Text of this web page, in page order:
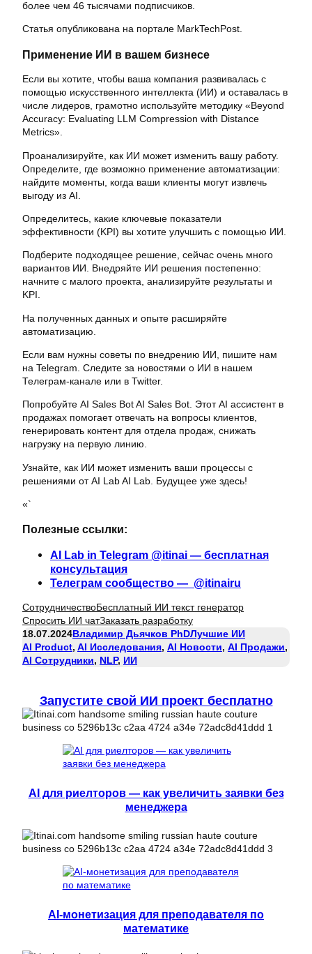
более чем 46 тысячами подписчиков.
Статья опубликована на портале MarkTechPost.
Применение ИИ в вашем бизнесе
Если вы хотите, чтобы ваша компания развивалась с
помощью искусственного интеллекта (ИИ) и оставалась в
числе лидеров, грамотно используйте методику «Beyond
Accuracy: Evaluating LLM Compression with Distance
Metrics».
Проанализируйте, как ИИ может изменить вашу работу.
Определите, где возможно применение автоматизации:
найдите моменты, когда ваши клиенты могут извлечь
выгоду из AI.
Определитесь, какие ключевые показатели
эффективности (KPI) вы хотите улучшить с помощью ИИ.
Подберите подходящее решение, сейчас очень много
вариантов ИИ. Внедряйте ИИ решения постепенно:
начните с малого проекта, анализируйте результаты и
KPI.
На полученных данных и опыте расширяйте
автоматизацию.
Если вам нужны советы по внедрению ИИ, пишите нам
на Telegram. Следите за новостями о ИИ в нашем
Телеграм-канале или в Twitter.
Попробуйте AI Sales Bot AI Sales Bot. Этот AI ассистент в
продажах помогает отвечать на вопросы клиентов,
генерировать контент для отдела продаж, снижать
нагрузку на первую линию.
Узнайте, как ИИ может изменить ваши процессы с
решениями от AI Lab AI Lab. Будущее уже здесь!
«`
Полезные ссылки:
AI Lab in Telegram @itinai — бесплатная
консультация
Телеграм сообщество — @itinairu
СотрудничествоБесплатный ИИ текст генератор
Спросить ИИ чатЗаказать разработку
18.07.2024Владимир Дьячков PhDЛучшие ИИ
AI Product, AI Исследования, AI Новости, AI Продажи
AI Сотрудники, NLP, ИИ
Запустите свой ИИ проект бесплатно
AI для риелторов — как увеличить заявки без
менеджера
AI-монетизация для преподавателя по
математике